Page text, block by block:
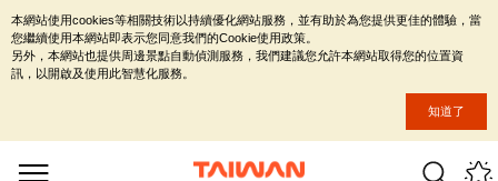
本網站使用cookies等相關技術以持續優化網站服務，並有助於為您提供更佳的體驗，當
您繼續使用本網站即表示您同意我們的Cookie使用政策。
另外，本網站也提供周邊景點自動偵測服務，我們建議您允許本網站取得您的位置資
訊，以開啟及使用此智慧化服務。
知道了